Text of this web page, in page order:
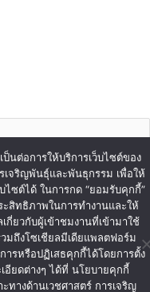
นต่อการให้บริการเว็บไซต์ของ
เจริญพันธุ์และพันธุกรรม เพื่อให้
ไซต์ได้ ในการกด “ยอมรับคุกกี้”
สิทธิภาพในการทำงานและให้
กี่ยวกับผู้เข้าชมงานที่เข้ามาใช้
มถึงโซเชียลมีเดียแพลตฟอร์ม
รหรือปฏิเสธคุกกี้ได้โดยการตั้ง
อียดต่างๆ ได้ที่ นโยบายคุกกี้
ทางด้านเวชศาสตร์ การเจริญ